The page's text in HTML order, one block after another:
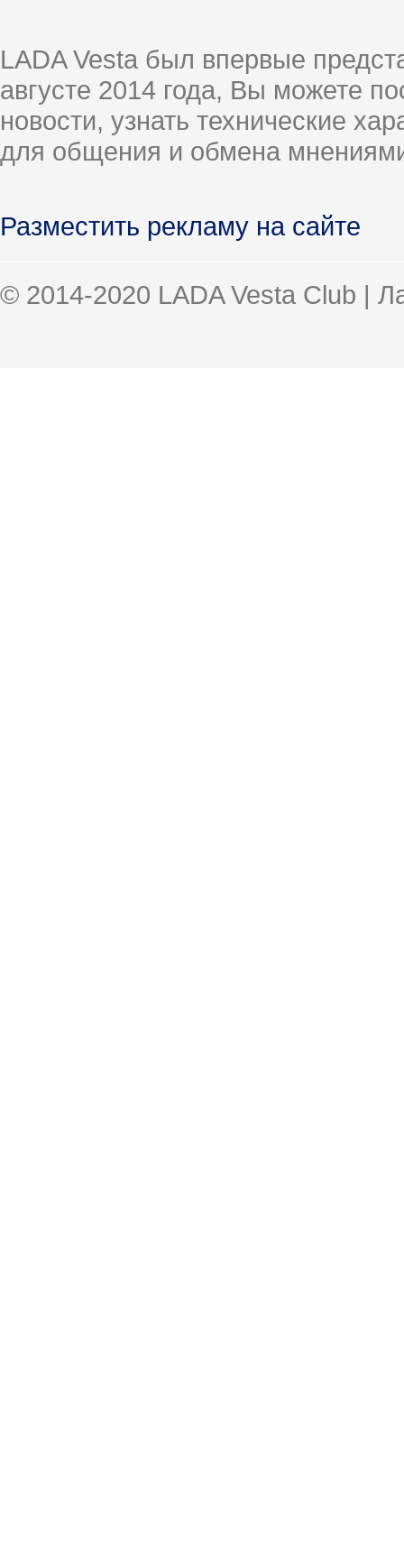
LADA Vesta был впервые
августе 2014 года, Вы можете
новости, узнать технические
для общения и обмена
Разместить рекламу на сайте
© 2014-2020 LADA Vesta Club |